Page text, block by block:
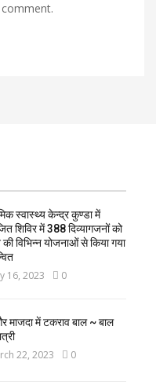
स्वास्थ्य केन्द्र कुण्डा में
शिविर में 388 दिव्यागजनों को
विभिन्न योजनाओं से किया गया
16, 2023 0
माजदा में टकराव बाल ~ बाल
22, 2023 0